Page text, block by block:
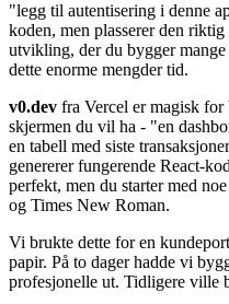
"legg til autentisering i denne
koden, men plasserer den
utvikling, der du bygger
dette enorme mengder tid.
v0.dev fra Vercel er magisk
skjermen du vil ha - "en
en tabell med siste
genererer fungerende React-
perfekt, men du starter med
og Times New Roman.
Vi brukte dette for en
papir. På to dager hadde vi
profesjonelle ut. Tidligere ville